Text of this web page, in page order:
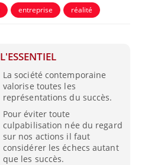
entreprise réalité
L'ESSENTIEL
La société contemporaine
valorise toutes les
représentations du succès.
Pour éviter toute
culpabilisation née du regard
sur nos actions il faut
considérer les échecs autant
que les succès.